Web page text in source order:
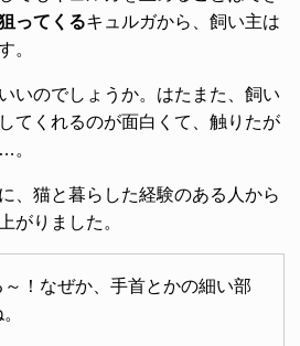
ってくるキュルガから、飼い主は
。
いのでしょうか。はたまた、飼い
てくれるのが面白くて、触りたが
。
、猫と暮らした経験のある人から
がりました。
～！なぜか、手首とかの細い部